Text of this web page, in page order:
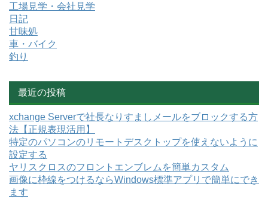
工場見学・会社見学
日記
甘味処
車・バイク
釣り
最近の投稿
xchange Serverで社長なりすましメールをブロックする方
法【正規表現活用】
特定のパソコンのリモートデスクトップを使えないように
設定する
ヤリスクロスのフロントエンブレムを簡単カスタム
画像に枠線をつけるならWindows標準アプリで簡単にでき
ます